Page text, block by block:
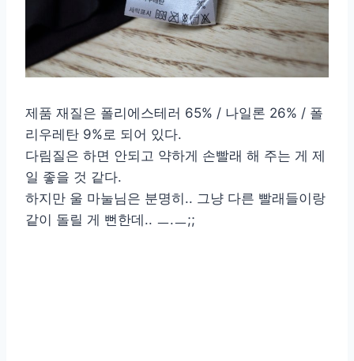
제품 재질은 폴리에스테러 65% / 나일론 26% / 폴
리우레탄 9%로 되어 있다.
다림질은 하면 안되고 약하게 손빨래 해 주는 게 제
일 좋을 것 같다.
하지만 울 마눌님은 분명히.. 그냥 다른 빨래들이랑
같이 돌릴 게 뻔한데.. ㅡ.ㅡ;;